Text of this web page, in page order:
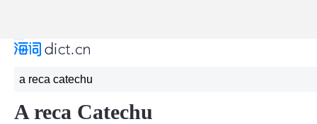
A reca Catechu